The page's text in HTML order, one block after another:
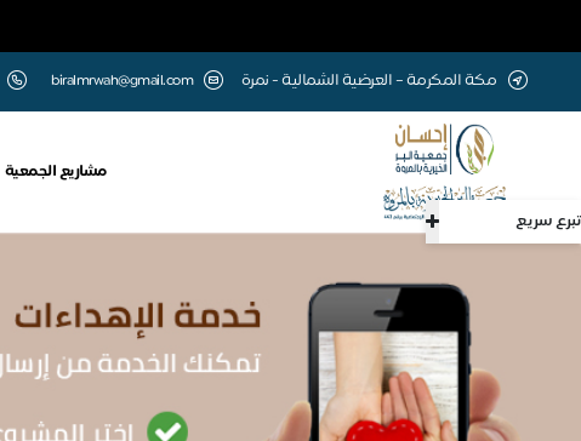
تبرع سريع
مكة المكرمة – العرضية الشمالية - نمرة biralmrwah@gmail.com
مشاريع الجمعية